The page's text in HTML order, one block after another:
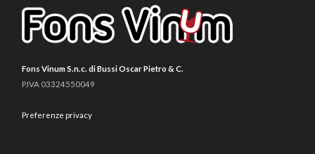
Fons Vinum S.n.c. di Bussi Oscar Pietro & C.
P.IVA 03324550049
Preferenze privacy